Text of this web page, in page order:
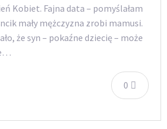
Kobiet. Fajna data – pomyślałam
mały mężczyzna zrobi mamusi.
że syn – pokaźne dziecię – może
0